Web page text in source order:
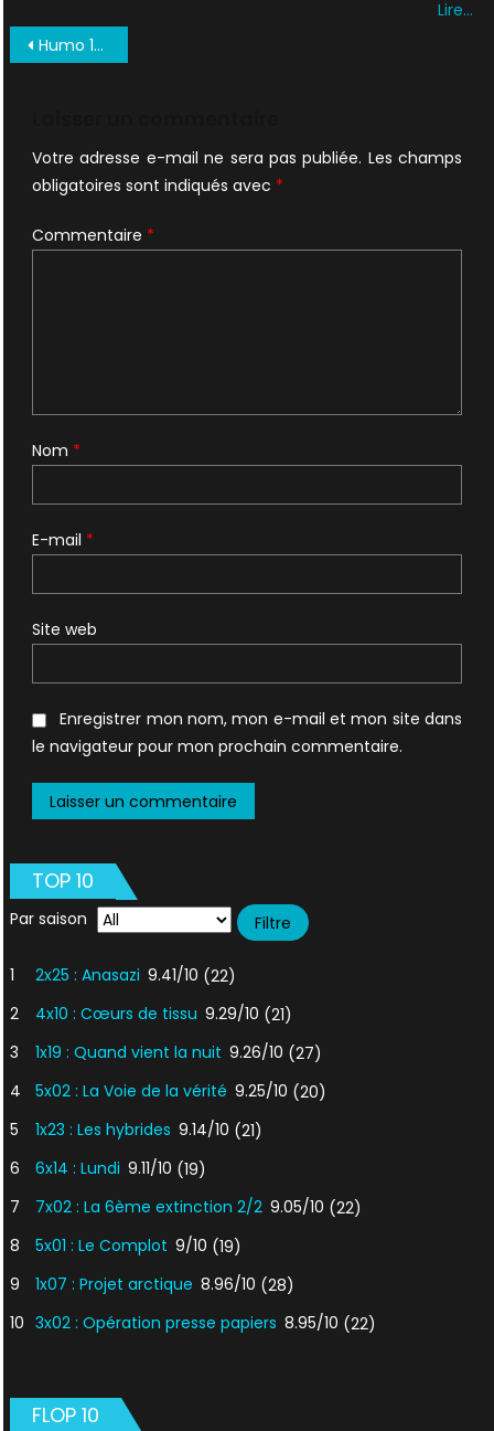
Lire…
Navigation
Humo 1996 Presse Hollandaise A
Votre adresse e-mail ne sera pas publiée. Les champs
obligatoires sont indiqués avec *
Commentaire *
Nom *
E-mail *
Site web
Enregistrer mon nom, mon e-mail et mon site dans
le navigateur pour mon prochain commentaire.
TOP 10
Par saison
1 2x25 : Anasazi 9.41/10 (22)
2
4x10 : Cœurs de tissu 9.29/10 (21)
3
1x19 : Quand vient la nuit 9.26/10 (27)
4
5x02 : La Voie de la vérité 9.25/10 (20)
5
1x23 : Les hybrides 9.14/10 (21)
6
6x14 : Lundi 9.11/10 (19)
7
7x02 : La 6ème extinction 2/2 9.05/10 (22)
8
5x01 : Le Complot 9/10 (19)
9
1x07 : Projet arctique 8.96/10 (28)
10 3x02 : Opération presse papiers 8.95/10 (22)
FLOP 10